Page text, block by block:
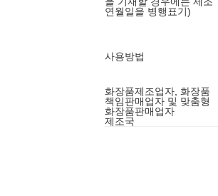
연월일을 병행표기)
사용방법
화장품제조업자, 화장품
책임판매업자 및 맞춤형
화장품판매업자
제조국